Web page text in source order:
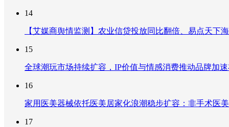
14
【艾媒商舆情监测】农业信贷投放同比翻倍、易点天下
15
全球潮玩市场持续扩容，IP价值与情感消费推动品牌加
16
家用医美器械依托医美居家化浪潮稳步扩容：非手术医
17